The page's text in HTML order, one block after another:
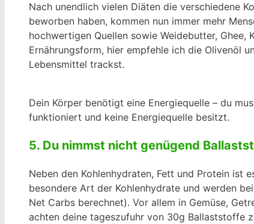
Nach unendlich vielen Diäten die verschiedene
beworben haben, kommen nun immer mehr
hochwertigen Quellen sowie Weidebutter, Ghee,
Ernährungsform, hier empfehle ich die Olivenöl
Lebensmittel trackst.
Dein Körper benötigt eine Energiequelle – du
funktioniert und keine Energiequelle besitzt.
5. Du nimmst nicht genügend
Neben den Kohlenhydraten, Fett und Protein ist
besondere Art der Kohlenhydrate und werden
Net Carbs berechnet). Vor allem in Gemüse,
achten deine tageszufuhr von 30g Ballaststoffe